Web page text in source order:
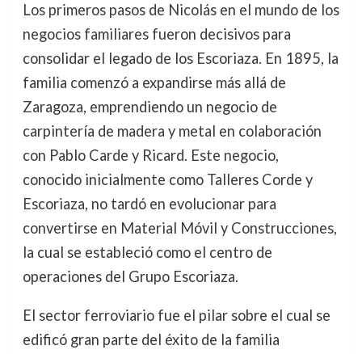
Los primeros pasos de Nicolás en el mundo de los
negocios familiares fueron decisivos para
consolidar el legado de los Escoriaza. En 1895, la
familia comenzó a expandirse más allá de
Zaragoza, emprendiendo un negocio de
carpintería de madera y metal en colaboración
con Pablo Carde y Ricard. Este negocio,
conocido inicialmente como Talleres Corde y
Escoriaza, no tardó en evolucionar para
convertirse en Material Móvil y Construcciones,
la cual se estableció como el centro de
operaciones del Grupo Escoriaza.
El sector ferroviario fue el pilar sobre el cual se
edificó gran parte del éxito de la familia